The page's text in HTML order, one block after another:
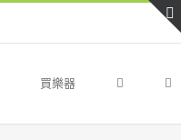
買樂器